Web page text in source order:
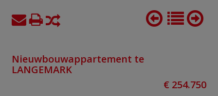
Nieuwbouwappartement te
LANGEMARK
€ 254.750